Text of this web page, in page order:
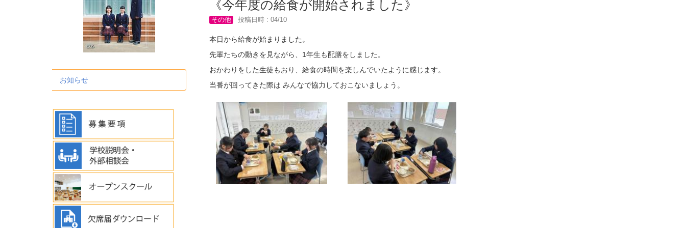
《今年度の給食が開始されました》
その他 投稿日時 : 04/10
本日から給食が始まりました。
先輩たちの動きを見ながら、1年生も配膳をしました。
おかわりをした生徒もおり、給食の時間を楽しんでいたように感じます。
当番が回ってきた際は みんなで協力しておこないましょう。
お知らせ